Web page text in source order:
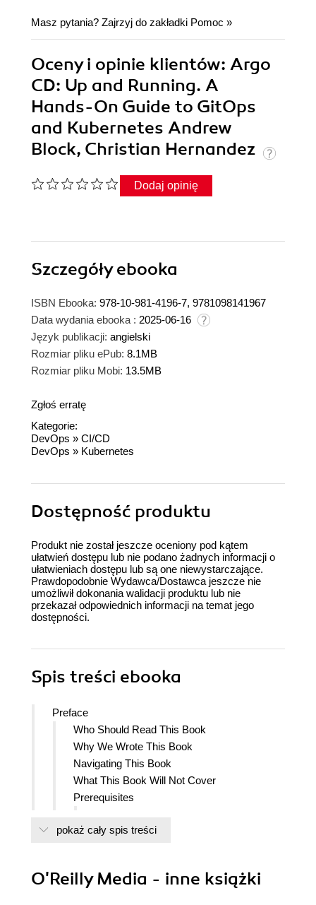
Masz pytania? Zajrzyj do zakładki Pomoc »
Oceny i opinie klientów: Argo
CD: Up and Running. A
Hands-On Guide to GitOps
and Kubernetes Andrew
Block, Christian Hernandez
Dodaj opinię
Szczegółyebooka
ISBN Ebooka: 978-10-981-4196-7, 9781098141967
Data wydania ebooka : 2025-06-16
Język publikacji: angielski
Rozmiar pliku ePub: 8.1MB
Rozmiar pliku Mobi: 13.5MB
Zgłoś erratę
Kategorie:
DevOps » CI/CD
DevOps » Kubernetes
Dostępność produktu
Produkt nie został jeszcze oceniony pod kątem
ułatwień dostępu lub nie podano żadnych informacji o
ułatwieniach dostępu lub są one niewystarczające.
Prawdopodobnie Wydawca/Dostawca jeszcze nie
umożliwił dokonania walidacji produktu lub nie
przekazał odpowiednich informacji na temat jego
dostępności.
Spis treści ebooka
Preface
Who Should Read This Book
Why We Wrote This Book
Navigating This Book
What This Book Will Not Cover
Prerequisites
Helm
YAML/JSON Processing
pokaż cały spis treści
O'Reilly Media - inne książki